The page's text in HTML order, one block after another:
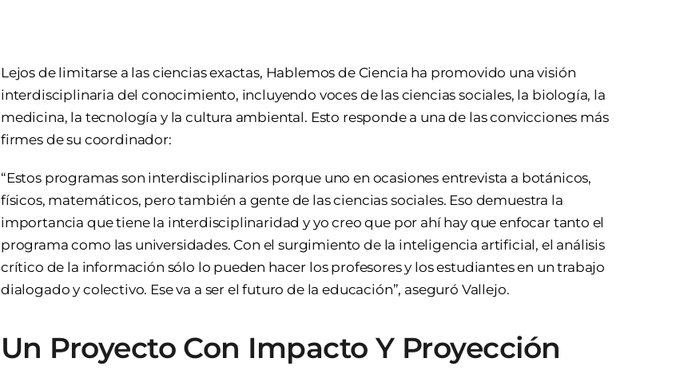
Lejos de limitarse a las ciencias exactas, Hablemos de Ciencia ha promovido una visión
interdisciplinaria del conocimiento, incluyendo voces de las ciencias sociales, la biología, la
medicina, la tecnología y la cultura ambiental. Esto responde a una de las convicciones más
firmes de su coordinador:
“Estos programas son interdisciplinarios porque uno en ocasiones entrevista a botánicos,
físicos, matemáticos, pero también a gente de las ciencias sociales. Eso demuestra la
importancia que tiene la interdisciplinaridad y yo creo que por ahí hay que enfocar tanto el
programa como las universidades. Con el surgimiento de la inteligencia artificial, el análisis
crítico de la información sólo lo pueden hacer los profesores y los estudiantes en un trabajo
dialogado y colectivo. Ese va a ser el futuro de la educación”, aseguró Vallejo.
Un Proyecto Con Impacto Y Proyección